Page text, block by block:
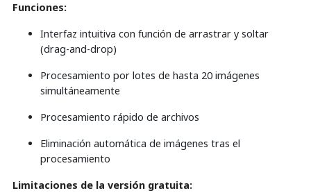
Funciones:
Interfaz intuitiva con función de arrastrar y soltar
(drag-and-drop)
Procesamiento por lotes de hasta 20 imágenes
simultáneamente
Procesamiento rápido de archivos
Eliminación automática de imágenes tras el
procesamiento
Limitaciones de la versión gratuita: